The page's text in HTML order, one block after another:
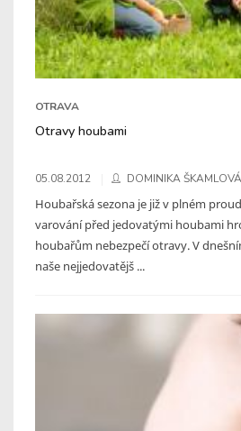
OTRAVA
Otravy houbami
05.08.2012 DOMINIKA ŠKAMLOVÁ
Houbařská sezona je již v plném
varování před jedovatými houbami
houbařům nebezpečí otravy. V
naše nejjedovatějš ...